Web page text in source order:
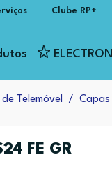
Clube RP+
Telemóvel Capas
FE GR